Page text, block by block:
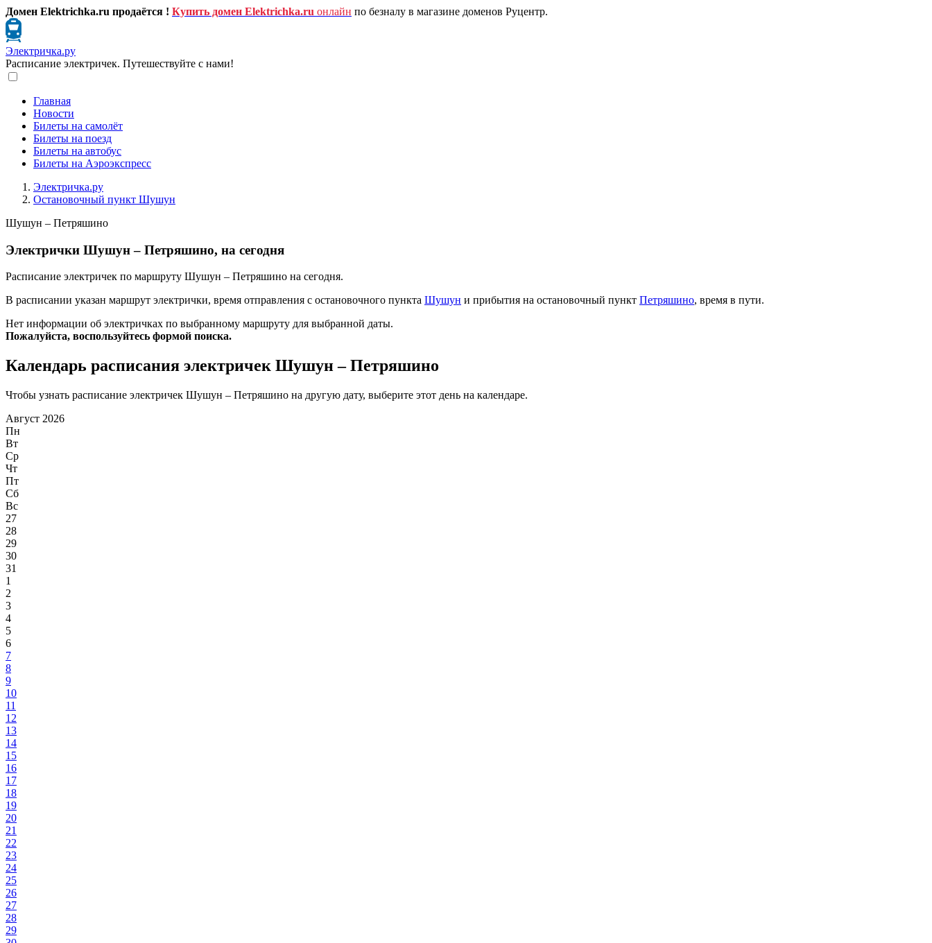
Домен Elektrichka.ru продаётся ! Купить домен Elektrichka.ru онлайн по безналу в магазине доменов Руцентр.
Электричка.ру
Расписание электричек. Путешествуйте с нами!
Главная
Новости
Билеты на самолёт
Билеты на поезд
Билеты на автобус
Билеты на Аэроэкспресс
Электричка.ру
Остановочный пункт Шушун
Шушун – Петряшино
Электрички Шушун – Петряшино, на сегодня
Расписание электричек по маршруту Шушун – Петряшино на сегодня.
В расписании указан маршрут электрички, время отправления с остановочного пункта Шушун и прибытия на остановочный пункт Петряшино, время в пути.
Нет информации об электричках по выбранному маршруту для выбранной даты.
Пожалуйста, воспользуйтесь формой поиска.
Календарь расписания электричек Шушун – Петряшино
Чтобы узнать расписание электричек Шушун – Петряшино на другую дату, выберите этот день на календаре.
Август 2026
Пн
Вт
Ср
Чт
Пт
Сб
Вс
27
28
29
30
31
1
2
3
4
5
6
7
8
9
10
11
12
13
14
15
16
17
18
19
20
21
22
23
24
25
26
27
28
29